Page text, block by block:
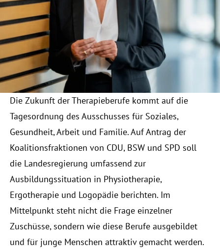
FRAKTION
KONTAKT
RESOURCES
Blog
Careers
Docs
About
COMMUNITY
Join
Events
Die Zukunft der Therapieberufe kommt auf die
Tagesordnung des Ausschusses für Soziales,
Gesundheit, Arbeit und Familie. Auf Antrag der
Koalitionsfraktionen von CDU, BSW und SPD soll
die Landesregierung umfassend zur
Ausbildungssituation in Physiotherapie,
Ergotherapie und Logopädie berichten. Im
Mittelpunkt steht nicht die Frage einzelner
Zuschüsse, sondern wie diese Berufe ausgebildet
und für junge Menschen attraktiv gemacht werden.